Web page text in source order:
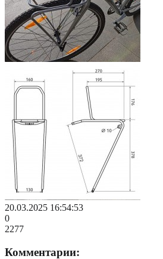
20.03.2025 16:54:53
0
2277
Комментарии: